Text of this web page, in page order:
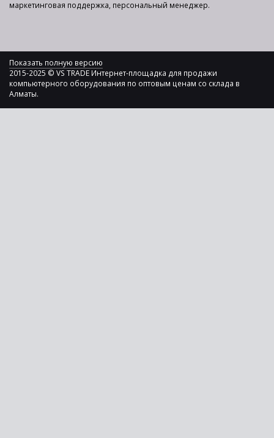
маркетинговая поддержка, персональный менеджер.
Показать полную версию
2015-2025 © VS TRADE Интернет-площадка для продажи
компьютерного оборудования по оптовым ценам со склада в
Алматы.